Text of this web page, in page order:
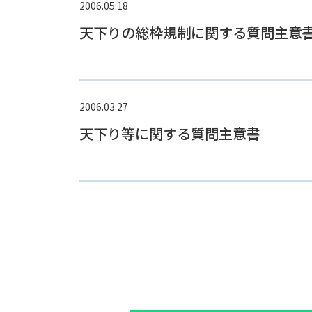
2006.05.18
天下りの総枠規制に関する質問主意
2006.03.27
天下り等に関する質問主意書